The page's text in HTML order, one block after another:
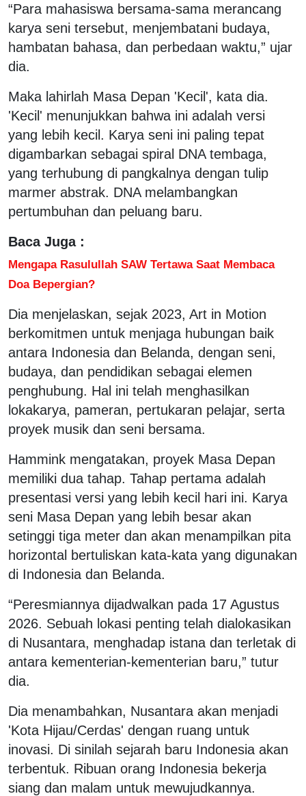
“Para mahasiswa bersama-sama merancang
karya seni tersebut, menjembatani budaya,
hambatan bahasa, dan perbedaan waktu,” ujar
dia.
Maka lahirlah Masa Depan 'Kecil', kata dia.
'Kecil' menunjukkan bahwa ini adalah versi
yang lebih kecil. Karya seni ini paling tepat
digambarkan sebagai spiral DNA tembaga,
yang terhubung di pangkalnya dengan tulip
marmer abstrak. DNA melambangkan
pertumbuhan dan peluang baru.
Baca Juga :
Mengapa Rasulullah SAW Tertawa Saat Membaca
Doa Bepergian?
Dia menjelaskan, sejak 2023, Art in Motion
berkomitmen untuk menjaga hubungan baik
antara Indonesia dan Belanda, dengan seni,
budaya, dan pendidikan sebagai elemen
penghubung. Hal ini telah menghasilkan
lokakarya, pameran, pertukaran pelajar, serta
proyek musik dan seni bersama.
Hammink mengatakan, proyek Masa Depan
memiliki dua tahap. Tahap pertama adalah
presentasi versi yang lebih kecil hari ini. Karya
seni Masa Depan yang lebih besar akan
setinggi tiga meter dan akan menampilkan pita
horizontal bertuliskan kata-kata yang digunakan
di Indonesia dan Belanda.
“Peresmiannya dijadwalkan pada 17 Agustus
2026. Sebuah lokasi penting telah dialokasikan
di Nusantara, menghadap istana dan terletak di
antara kementerian-kementerian baru,” tutur
dia.
Dia menambahkan, Nusantara akan menjadi
'Kota Hijau/Cerdas' dengan ruang untuk
inovasi. Di sinilah sejarah baru Indonesia akan
terbentuk. Ribuan orang Indonesia bekerja
siang dan malam untuk mewujudkannya.